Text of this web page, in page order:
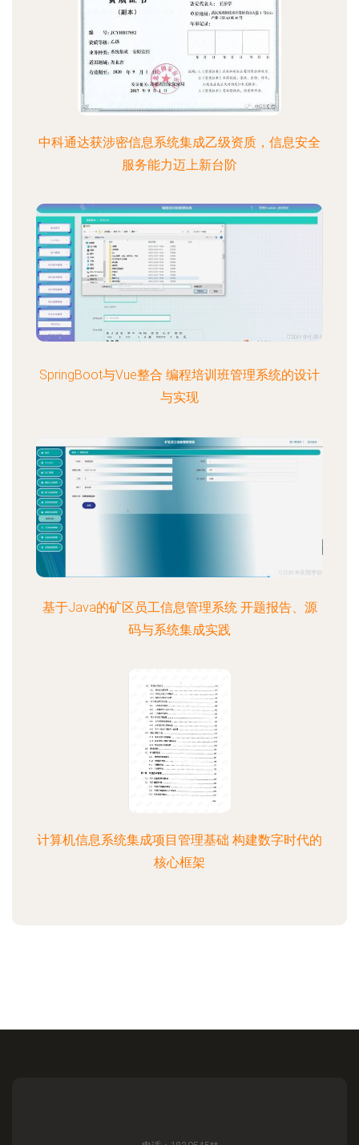
中科通达获涉密信息系统集成乙级资质，信息安全
服务能力迈上新台阶
SpringBoot与Vue整合 编程培训班管理系统的设计
与实现
基于Java的矿区员工信息管理系统 开题报告、源
码与系统集成实践
计算机信息系统集成项目管理基础 构建数字时代的
核心框架